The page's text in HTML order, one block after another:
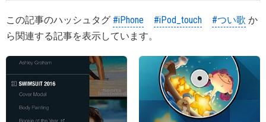
この記事のハッシュタグ #iPhone #iPod_touch #つい歌 か
ら関連する記事を表示しています。